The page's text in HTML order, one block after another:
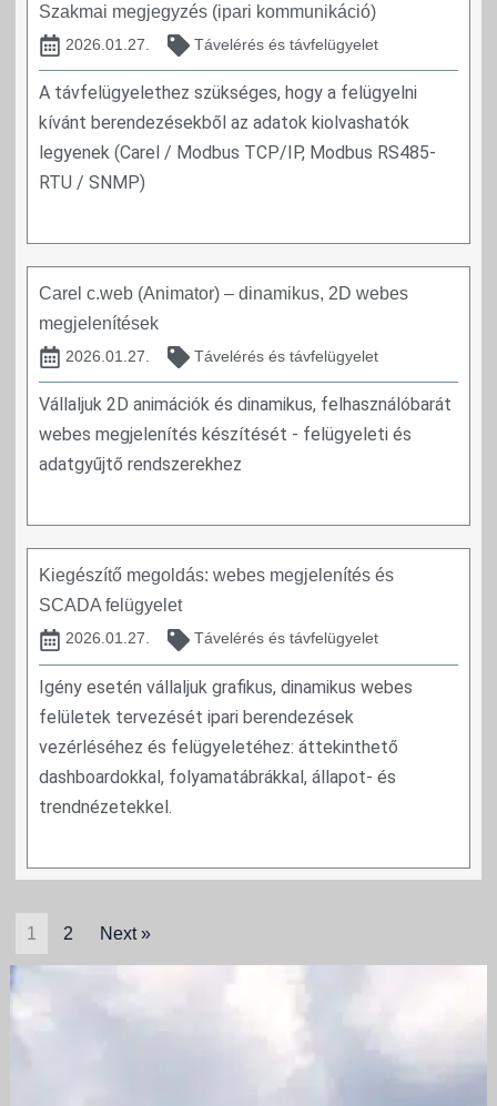
Szakmai megjegyzés (ipari kommunikáció)
2026.01.27. Távelérés és távfelügyelet
A távfelügyelethez szükséges, hogy a felügyelni
kívánt berendezésekből az adatok kiolvashatók
legyenek (Carel / Modbus TCP/IP, Modbus RS485-
RTU / SNMP)
Carel c.web (Animator) – dinamikus, 2D webes
megjelenítések
2026.01.27. Távelérés és távfelügyelet
Vállaljuk 2D animációk és dinamikus, felhasználóbarát
webes megjelenítés készítését - felügyeleti és
adatgyűjtő rendszerekhez
Kiegészítő megoldás: webes megjelenítés és
SCADA felügyelet
2026.01.27. Távelérés és távfelügyelet
Igény esetén vállaljuk grafikus, dinamikus webes
felületek tervezését ipari berendezések
vezérléséhez és felügyeletéhez: áttekinthető
dashboardokkal, folyamatábrákkal, állapot- és
trendnézetekkel.
1 2 Next »